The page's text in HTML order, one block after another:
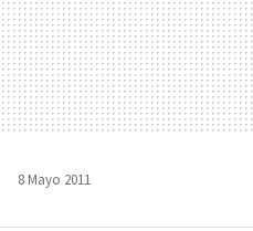
8 Mayo 2011